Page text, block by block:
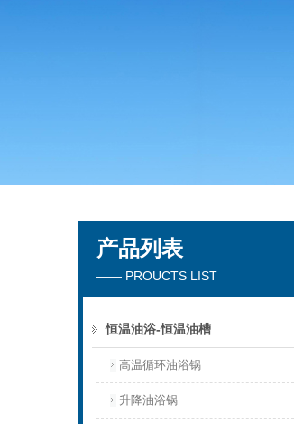
产品列表
—— PROUCTS LIST
恒温油浴-恒温油槽
高温循环油浴锅
升降油浴锅